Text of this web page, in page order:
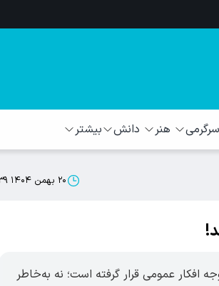
سرگرمی هنر دانش بیشتر
۲۰ بهمن ۱۴۰۴ ۰۹:۳۹
در مرکز توجه افکار عمومی قرار گرفته است؛ نه به‌خاطر